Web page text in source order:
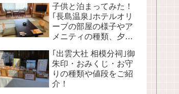
子供と泊まってみた！
｢長島温泉｣ホテルオリ
ーブの部屋の様子やア
メニティの種類、夕朝
様子をご紹介！
｢出雲大社 相模分祠｣御
朱印・おみくじ・お守
りの種類や値段をご紹
介！